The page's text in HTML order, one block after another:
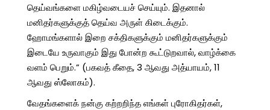
தெய்வங்களை மகிழ்வடையச் செய்யும். இதனால்
மனிதர்களுக்குத் தெய்வ அருள் கிடைக்கும்.
ஹோமங்களால் இறை சக்திகளுக்கும் மனிதர்களுக்கும்
இடையே உருவாகும் இது போன்ற கூட்டுறவால், வாழ்க்கை
வளம் பெறும்.” (பகவத் கீதை, 3 ஆவது அத்யாயம், 11
ஆவது ஸ்லோகம்).
வேதங்களைக் நன்கு கற்றறிந்த எங்கள் புரோகிதர்கள்,